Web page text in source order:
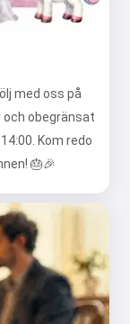
med oss på
och obegränsat
Kom redo
🎂🎉